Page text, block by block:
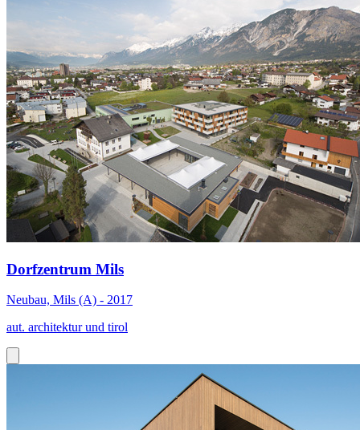
Dorfzentrum Mils
Neubau, Mils (A) - 2017
aut. architektur und tirol